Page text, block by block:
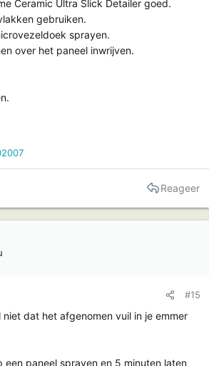
Ceramic Ultra Slick Detailer goed.
gebruiken.
sprayen.
over het paneel inwrijven.
Reageer
#15
niet dat het afgenomen vuil in je emmer
een paneel sprayen en 5 minuten laten